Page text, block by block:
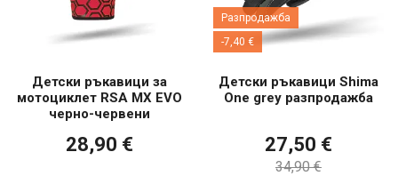
Детски ръкавици за
мотоциклет RSA MX EVO
черно-червени
28,90 €
Разпродажба
-7,40 €
Детски ръкавици Shima
One grey разпродажба
27,50 €
34,90 €